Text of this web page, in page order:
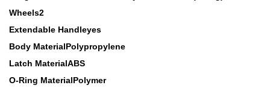
Wheels2
Extendable Handleyes
Body MaterialPolypropylene
Latch MaterialABS
O-Ring MaterialPolymer